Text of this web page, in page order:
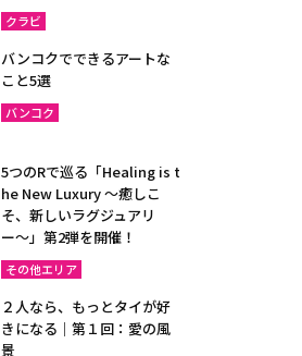
クラビ
バンコクでできるアートな
こと5選
バンコク
5つのRで巡る「Healing is t
he New Luxury ～癒しこ
そ、新しいラグジュアリ
ー〜」第2弾を開催！
その他エリア
２人なら、もっとタイが好
きになる｜第１回：愛の風
景